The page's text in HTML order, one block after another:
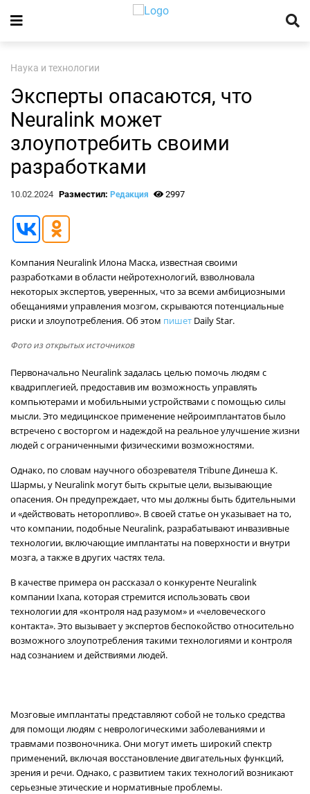
Наука и технологии
Эксперты опасаются, что
Neuralink может
злоупотребить своими
разработками
10.02.2024 Разместил: Редакция 2997
Компания Neuralink Илона Маска, известная своими
разработками в области нейротехнологий, взволновала
некоторых экспертов, уверенных, что за всеми амбициозными
обещаниями управления мозгом, скрываются потенциальные
риски и злоупотребления. Об этом пишет Daily Star.
Фото из открытых источников
Первоначально Neuralink задалась целью помочь людям с
квадриплегией, предоставив им возможность управлять
компьютерами и мобильными устройствами с помощью силы
мысли. Это медицинское применение нейроимплантатов было
встречено с восторгом и надеждой на реальное улучшение жизни
людей с ограниченными физическими возможностями.
Однако, по словам научного обозревателя Tribune Динеша К.
Шармы, у Neuralink могут быть скрытые цели, вызывающие
опасения. Он предупреждает, что мы должны быть бдительными
и «действовать неторопливо». В своей статье он указывает на то,
что компании, подобные Neuralink, разрабатывают инвазивные
технологии, включающие имплантаты на поверхности и внутри
мозга, а также в других частях тела.
В качестве примера он рассказал о конкуренте Neuralink
компании Ixana, которая стремится использовать свои
технологии для «контроля над разумом» и «человеческого
контакта». Это вызывает у экспертов беспокойство относительно
возможного злоупотребления такими технологиями и контроля
над сознанием и действиями людей.
Мозговые имплантаты представляют собой не только средства
для помощи людям с неврологическими заболеваниями и
травмами позвоночника. Они могут иметь широкий спектр
применений, включая восстановление двигательных функций,
зрения и речи. Однако, с развитием таких технологий возникают
серьезные этические и нормативные проблемы.